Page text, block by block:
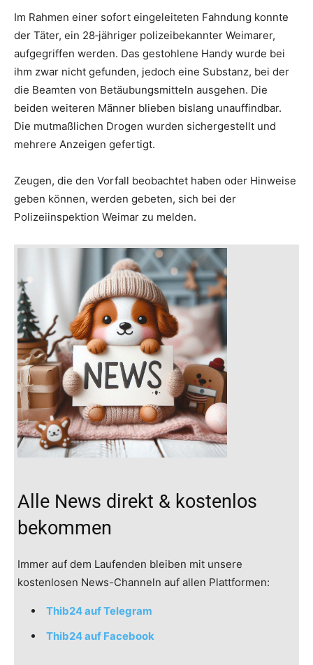
Im Rahmen einer sofort eingeleiteten Fahndung konnte
der Täter, ein 28‑jähriger polizeibekannter Weimarer,
aufgegriffen werden. Das gestohlene Handy wurde bei
ihm zwar nicht gefunden, jedoch eine Substanz, bei der
die Beamten von Betäubungsmitteln ausgehen. Die
beiden weiteren Männer blieben bislang unauffindbar.
Die mutmaßlichen Drogen wurden sichergestellt und
mehrere Anzeigen gefertigt.
Zeugen, die den Vorfall beobachtet haben oder Hinweise
geben können, werden gebeten, sich bei der
Polizeiinspektion Weimar zu melden.
Alle News direkt & kostenlos
bekommen
Immer auf dem Laufenden bleiben mit unsere
kostenlosen News-Channeln auf allen Plattformen:
Thib24 auf Telegram
Thib24 auf Facebook